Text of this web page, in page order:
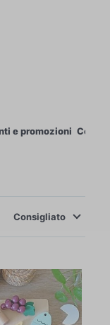
e promozioni Colori